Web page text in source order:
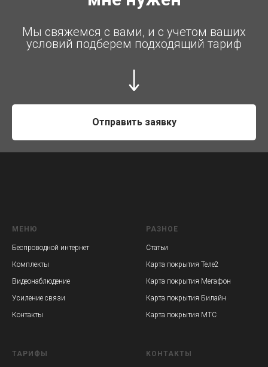
Мы свяжемся с вами, и с учетом ваших
условий подберем подходящий тариф
Отправить заявку
МЕНЮ
Беспроводной интернет
Комплекты
Видеонаблюдение
Усиление связи
Контакты
РАЗНОЕ
Статьи
Карта покрытия Теле2
Карта покрытия Мегафон
Карта покрытия Билайн
Карта покрытия МТС
ТАРИФЫ КОНТАКТЫ